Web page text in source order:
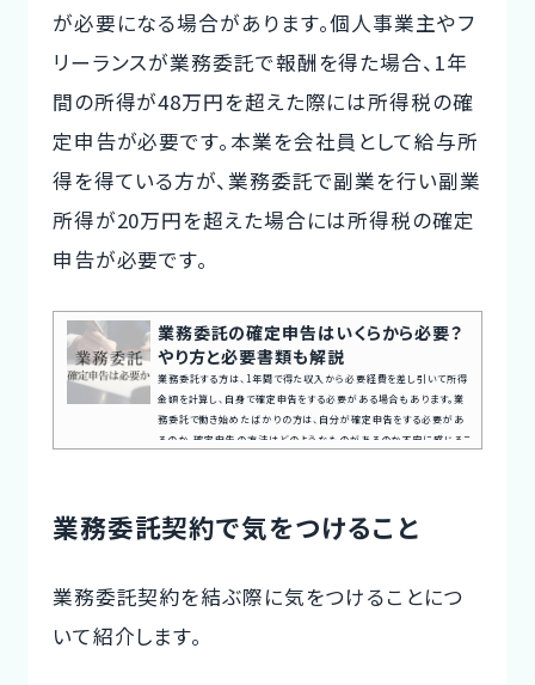
が必要になる場合があります。個人事業主やフ
リーランスが業務委託で報酬を得た場合、1年
間の所得が48万円を超えた際には所得税の確
定申告が必要です。本業を会社員として給与所
得を得ている方が、業務委託で副業を行い副業
所得が20万円を超えた場合には所得税の確定
申告が必要です。
業務委託の確定申告はいくらから必要？
やり方と必要書類も解説
業務委託する方は、1年間で得た収入から必要経費を差し引いて所得
金額を計算し、自身で確定申告をする必要がある場合もあります。業
務委託で働き始めたばかりの方は、自分が確定申告をする必要があ
るのか、確定申告の方法はどのようなものがあるのか不安に感じるこ
無料キャリア相談を申し込む業務委託の所得は何所得になるのかま
ず、所...
業務委託契約で気をつけること
業務委託契約を結ぶ際に気をつけることにつ
いて紹介します。